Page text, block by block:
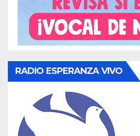
RADIO ESPERANZA VIVO